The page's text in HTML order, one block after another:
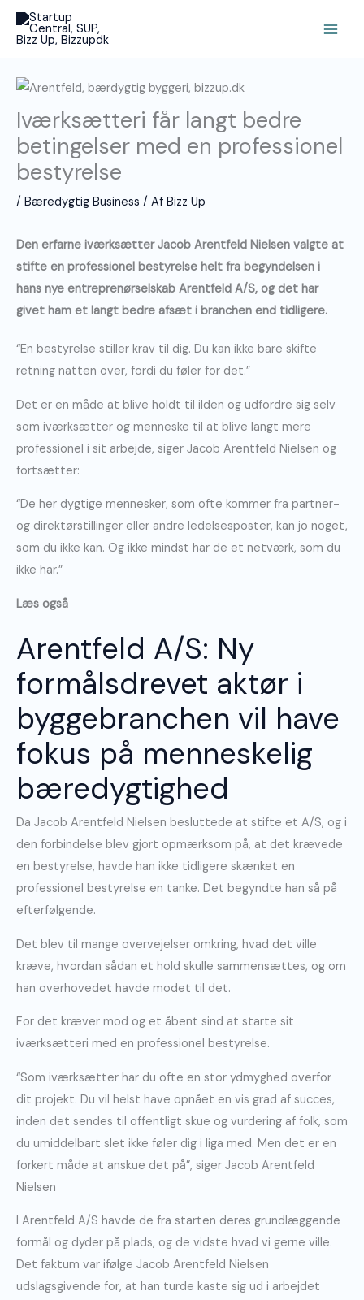
indholdet
Iværksætteri får langt bedre
betingelser med en professionel
bestyrelse
/ Bæredygtig Business / Af Bizz Up
Den erfarne iværksætter Jacob Arentfeld Nielsen valgte at
stifte en professionel bestyrelse helt fra begyndelsen i
hans nye entreprenørselskab Arentfeld A/S, og det har
givet ham et langt bedre afsæt i branchen end tidligere.
“En bestyrelse stiller krav til dig. Du kan ikke bare skifte
retning natten over, fordi du føler for det.”
Det er en måde at blive holdt til ilden og udfordre sig selv
som iværksætter og menneske til at blive langt mere
professionel i sit arbejde, siger Jacob Arentfeld Nielsen og
fortsætter:
“De her dygtige mennesker, som ofte kommer fra partner-
og direktørstillinger eller andre ledelsesposter, kan jo noget,
som du ikke kan. Og ikke mindst har de et netværk, som du
ikke har.”
Læs også
Arentfeld A/S: Ny
formålsdrevet aktør i
byggebranchen vil have
fokus på menneskelig
bæredygtighed
Da Jacob Arentfeld Nielsen besluttede at stifte et A/S, og i
den forbindelse blev gjort opmærksom på, at det krævede
en bestyrelse, havde han ikke tidligere skænket en
professionel bestyrelse en tanke. Det begyndte han så på
efterfølgende.
Det blev til mange overvejelser omkring, hvad det ville
kræve, hvordan sådan et hold skulle sammensættes, og om
han overhovedet havde modet til det.
For det kræver mod og et åbent sind at starte sit
iværksætteri med en professionel bestyrelse.
“Som iværksætter har du ofte en stor ydmyghed overfor
dit projekt. Du vil helst have opnået en vis grad af succes,
inden det sendes til offentligt skue og vurdering af folk, som
du umiddelbart slet ikke føler dig i liga med. Men det er en
forkert måde at anskue det på”, siger Jacob Arentfeld
Nielsen
I Arentfeld A/S havde de fra starten deres grundlæggende
formål og dyder på plads, og de vidste hvad vi gerne ville.
Det faktum var ifølge Jacob Arentfeld Nielsen
udslagsgivende for, at han turde kaste sig ud i arbejdet